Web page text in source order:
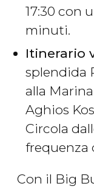
17:30 con
minuti.
Itinerario
splendida
alla
Aghios
Circola
frequenza
Con il Big